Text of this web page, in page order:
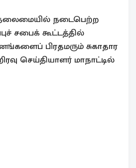
நடைபெற்ற
சபைக் கூட்டத்தில்
பிரதமரும் சுகாதார
செய்தியாளர் மாநாட்டில்